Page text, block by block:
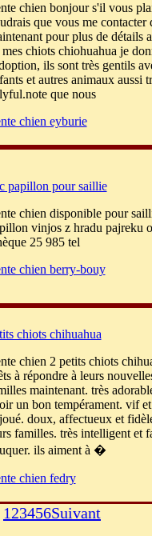
chien bonjour s'il vous
que vous me contacter
pour plus de détails
mes chiots chiohuahua je
ils sont très gentils
et autres animaux aussi
que nous
chien eyburie
papillon pour saillie
chien disponible pour
vinjos z hradu pajreku
25 985 tel
chien berry-bouy
chiots chihuahua
chien 2 petits chiots
à répondre à leurs
maintenant. très
un bon tempérament. vif et
doux, affectueux et
familles. très intelligent et
ils aiment à �
chien fedry
123456Suivant